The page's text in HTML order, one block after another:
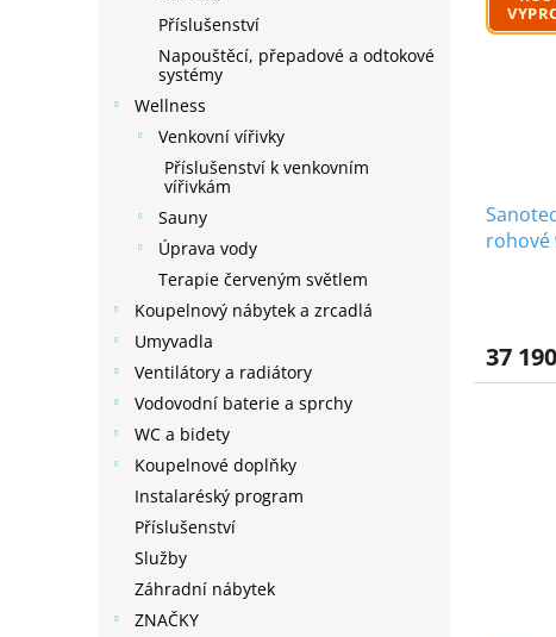
Příslušenství
Napouštěcí, přepadové a odtokové
systémy
Wellness
Venkovní vířivky
Příslušenství k venkovním
vířivkám
Sauny
Úprava vody
Terapie červeným světlem
Koupelnový nábytek a zrcadlá
Umyvadla
Ventilátory a radiátory
Vodovodní baterie a sprchy
WC a bidety
Koupelnové doplňky
Instalaréský program
Příslušenství
Služby
Záhradní nábytek
ZNAČKY
rohové
37